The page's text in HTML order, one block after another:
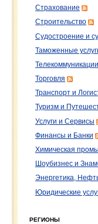
Страхование
Строительство
Судостроение и
Таможенные
Торговля
Транспорт и
Туризм и
Услуги и Сервисы
Финансы и Банки
Химическая
Шоубизнес и
Энергетика,
Юридические
РЕГИОНЫ